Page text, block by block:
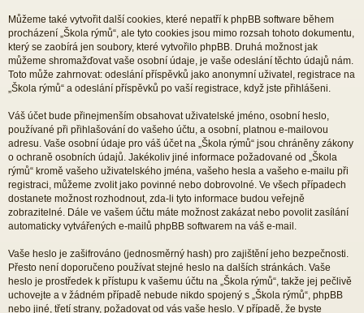
Můžeme také vytvořit další cookies, které nepatří k phpBB software během
procházení „Škola rýmů“, ale tyto cookies jsou mimo rozsah tohoto dokumentu,
který se zaobírá jen soubory, které vytvořilo phpBB. Druhá možnost jak
můžeme shromažďovat vaše osobní údaje, je vaše odeslání těchto údajů nám.
Toto může zahrnovat: odeslání příspěvků jako anonymní uživatel, registrace na
„Škola rýmů“ a odeslání příspěvků po vaší registrace, když jste přihlášeni.
Váš účet bude přinejmenším obsahovat uživatelské jméno, osobní heslo,
používané při přihlašování do vašeho účtu, a osobní, platnou e-mailovou
adresu. Vaše osobní údaje pro váš účet na „Škola rýmů“ jsou chráněny zákony
o ochraně osobních údajů. Jakékoliv jiné informace požadované od „Škola
rýmů“ kromě vašeho uživatelského jména, vašeho hesla a vašeho e-mailu při
registraci, můžeme zvolit jako povinné nebo dobrovolné. Ve všech případech
dostanete možnost rozhodnout, zda-li tyto informace budou veřejně
zobrazitelné. Dále ve vašem účtu máte možnost zakázat nebo povolit zasílání
automaticky vytvářených e-mailů phpBB softwarem na váš e-mail.
Vaše heslo je zašifrováno (jednosměrný hash) pro zajištění jeho bezpečnosti.
Přesto není doporučeno používat stejné heslo na dalších stránkách. Vaše
heslo je prostředek k přístupu k vašemu účtu na „Škola rýmů“, takže jej pečlivě
uchovejte a v žádném případě nebude nikdo spojený s „Škola rýmů“, phpBB
nebo jiné, třetí strany, požadovat od vás vaše heslo. V případě, že byste